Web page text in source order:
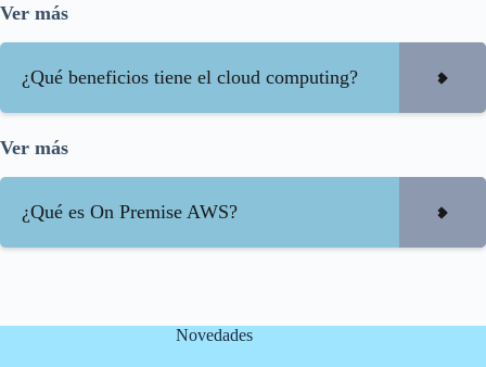
Ver más
¿Qué beneficios tiene el cloud computing?
Ver más
¿Qué es On Premise AWS?
Novedades